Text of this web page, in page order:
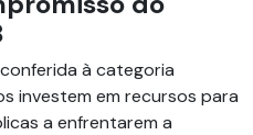
à categoria
investem em recursos para
a enfrentarem a